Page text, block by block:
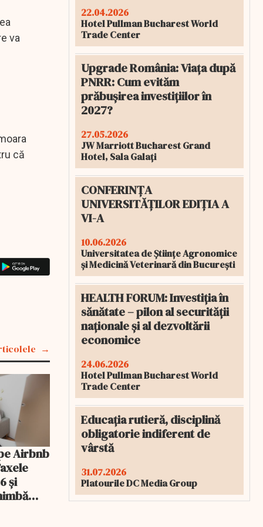
va
că
Airbnb
și
22.04.2026
Hotel Pullman Bucharest World
Trade Center
Upgrade România: Viața după
PNRR: Cum evităm
prăbușirea investițiilor în
2027?
27.05.2026
JW Marriott Bucharest Grand
Hotel, Sala Galați
CONFERINȚA
UNIVERSITĂȚILOR EDIȚIA A
VI-A
10.06.2026
Universitatea de Științe Agronomice
și Medicină Veterinară din București
HEALTH FORUM: Investiția în
sănătate – pilon al securității
naționale și al dezvoltării
economice
24.06.2026
Hotel Pullman Bucharest World
Trade Center
Educația rutieră, disciplină
obligatorie indiferent de
vârstă
31.07.2026
Platourile DC Media Group